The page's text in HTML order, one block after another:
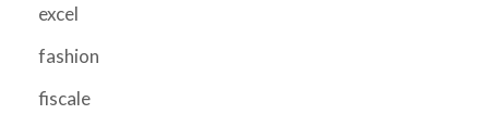
excel
fashion
fiscale